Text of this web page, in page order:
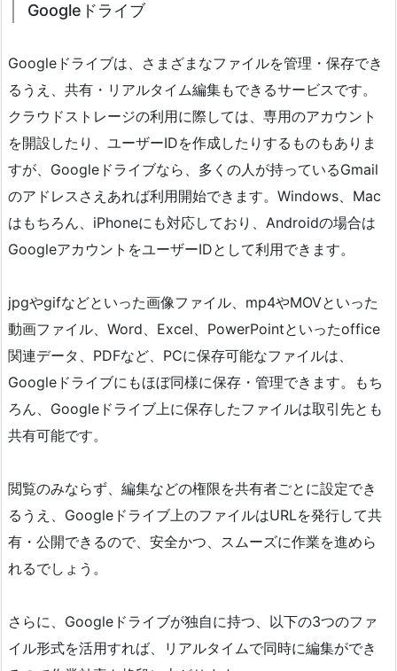
Googleドライブ
Googleドライブは、さまざまなファイルを管理・保存でき
るうえ、共有・リアルタイム編集もできるサービスです。
クラウドストレージの利用に際しては、専用のアカウント
を開設したり、ユーザーIDを作成したりするものもありま
すが、Googleドライブなら、多くの人が持っているGmail
のアドレスさえあれば利用開始できます。Windows、Mac
はもちろん、iPhoneにも対応しており、Androidの場合は
GoogleアカウントをユーザーIDとして利用できます。
jpgやgifなどといった画像ファイル、mp4やMOVといった
動画ファイル、Word、Excel、PowerPointといったoffice
関連データ、PDFなど、PCに保存可能なファイルは、
Googleドライブにもほぼ同様に保存・管理できます。もち
ろん、Googleドライブ上に保存したファイルは取引先とも
共有可能です。
閲覧のみならず、編集などの権限を共有者ごとに設定でき
るうえ、Googleドライブ上のファイルはURLを発行して共
有・公開できるので、安全かつ、スムーズに作業を進めら
れるでしょう。
さらに、Googleドライブが独自に持つ、以下の3つのファ
イル形式を活用すれば、リアルタイムで同時に編集ができ